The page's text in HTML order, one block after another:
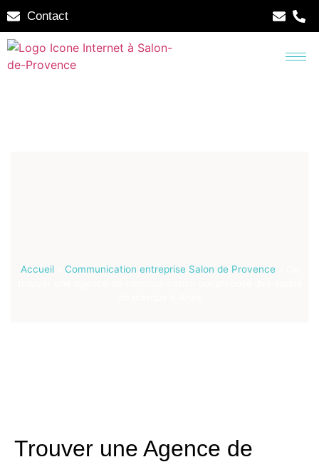
Contact
Accueil» Communication entreprise Salon de Provence»
Trouver une Agence de